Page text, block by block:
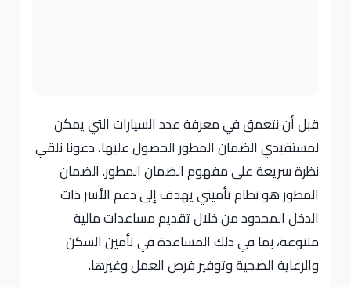
قبل أن نتعمق في معرفة عدد السيارات التي يمكن
لمستفيدي الضمان المطور الحصول عليها، دعونا نلقي
نظرة سريعة على مفهوم الضمان المطور. الضمان
المطور هو نظام تأميني يهدف إلى دعم الأسر ذات
الدخل المحدود من خلال تقديم مساعدات مالية
متنوعة، بما في ذلك المساعدة في تأمين السكن
والرعاية الصحية وتوفير فرص العمل وغيرها.